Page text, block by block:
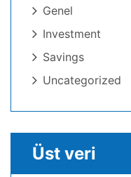
Genel
Investment
Savings
Uncategorized
Üst veri